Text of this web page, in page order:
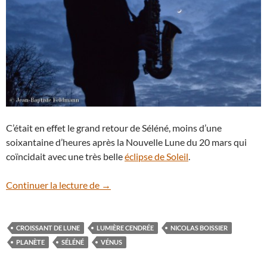
C’était en effet le grand retour de Séléné, moins d’une
soixantaine d’heures après la Nouvelle Lune du 20 mars qui
coïncidait avec une très belleéclipse de Soleil.
Continuer la lecture de Le croissant de Lune, Vénus et le
→
CROISSANT DE LUNE LUMIÈRE CENDRÉE
NICOLAS BOISSIER
PLANÈTE
SÉLÉNÉ VÉNUS